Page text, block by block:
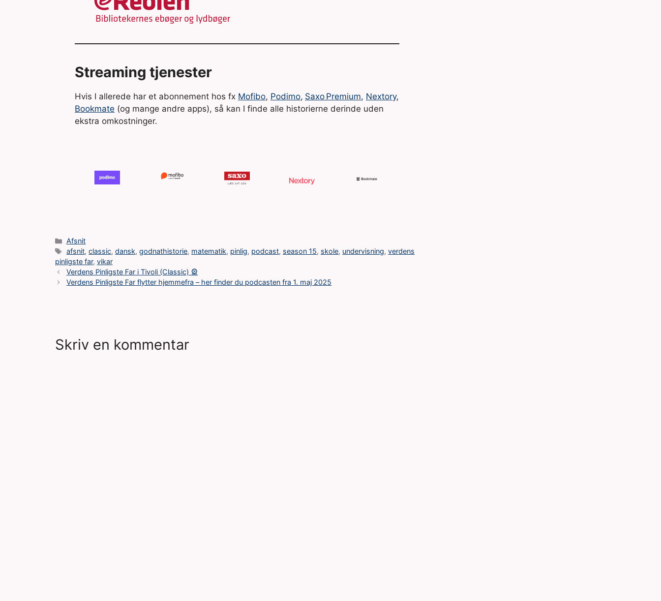
Streaming tjenester
Hvis I allerede har et abonnement hos fx Mofibo, Podimo, Saxo Premium, Nextory,
Bookmate (og mange andre apps), så kan I finde alle historierne derinde uden
ekstra omkostninger.
Kategorier
Afsnit
Tags
afsnit,classic,dansk,godnathistorie, matematik, pinlig, podcast, season 15, skole, undervisning,verdens
pinligste far, vikar
Verdens Pinligste Far i Tivoli (Classic) 🎡
Verdens Pinligste Far flytter hjemmefra – her finder du podcasten fra 1. maj 2025
Skriv en kommentar